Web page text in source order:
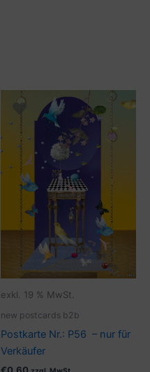
exkl. 19 % MwSt.
new postcards b2b
Postkarte Nr.: P56 – nur für
Verkäufer